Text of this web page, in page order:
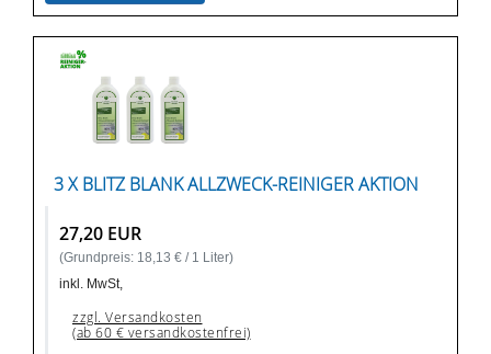
3 X BLITZ BLANK ALLZWECK-REINIGER AKTION
27,20 EUR
(Grundpreis: 18,13 € / 1 Liter)
inkl. MwSt,
zzgl. Versandkosten
(ab 60 € versandkostenfrei)